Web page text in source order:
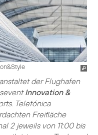
der Flughafen
Innovation &
Telefónica
Freifläche
2 jeweils von 11:00 bis